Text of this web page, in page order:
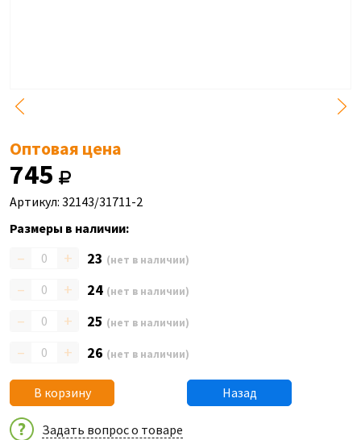
Оптовая цена
745
Артикул: 32143/31711-2
Размеры в наличии:
– + 23 (нет в наличии)
– + 24 (нет в наличии)
– + 25 (нет в наличии)
– + 26 (нет в наличии)
В корзину Назад
Задать вопрос о товаре